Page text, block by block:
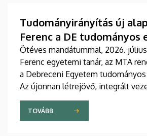
Tudományirányítás új
Ferenc a DE tudományos
Ötéves mandátummal, 2026.
Ferenc egyetemi tanár, az MTA
a Debreceni Egyetem
Az újonnan létrejövő, integrált
fokozatosan kiépülő Tudományos
célja, hogy a nemzetközi
emelje az intézmény kutatási
TOVÁBB